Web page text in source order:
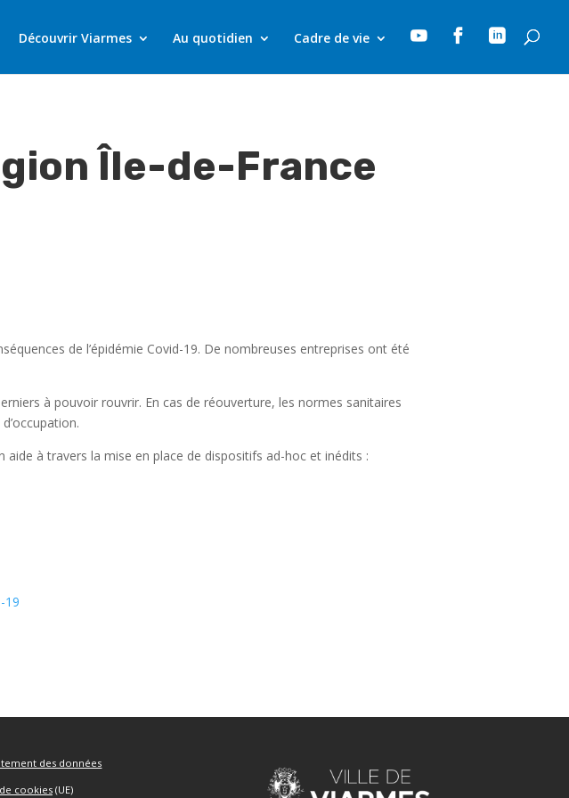
Découvrir Viarmes Au quotidien Cadre de vie   
Île-de-France
de l’épidémie Covid-19. De nombreuses entreprises ont été
à pouvoir rouvrir. En cas de réouverture, les normes sanitaires
à travers la mise en place de dispositifs ad-hoc et inédits :
19
des données
cookies(UE)